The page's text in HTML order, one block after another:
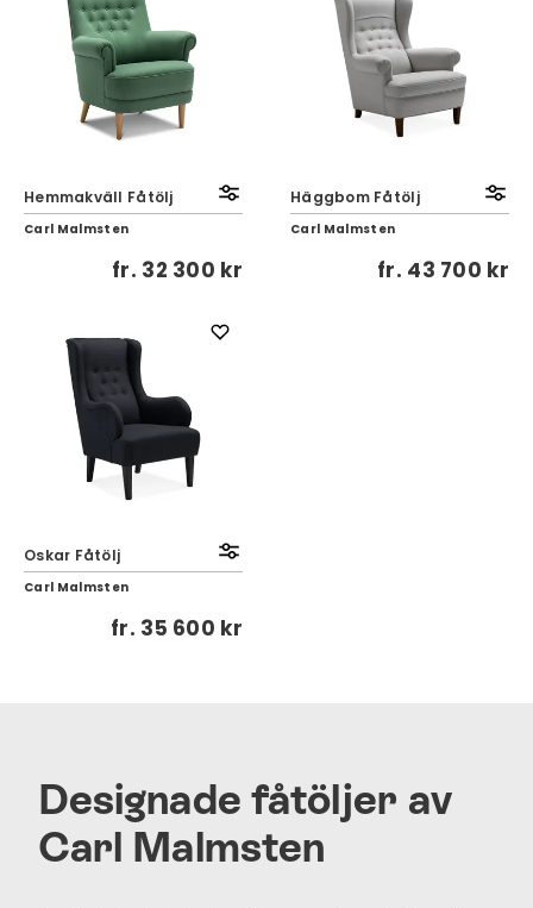
Hemmakväll Fåtölj
Carl Malmsten
fr. 32 300 kr
Häggbom Fåtölj
Carl Malmsten
fr. 43 700 kr
Oskar Fåtölj
Carl Malmsten
fr. 35 600 kr
Designade fåtöljer av
Carl Malmsten